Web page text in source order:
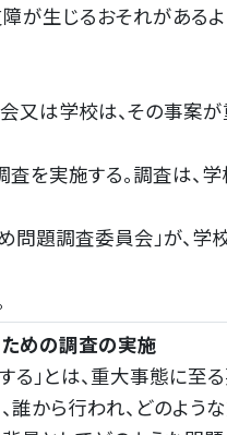
じるおそれがあるよう
は学校は、その事案が
実施する。調査は、学
問題調査委員会」が、
ための調査の実施
」とは、重大事態に至る
ら行われ、どのよう